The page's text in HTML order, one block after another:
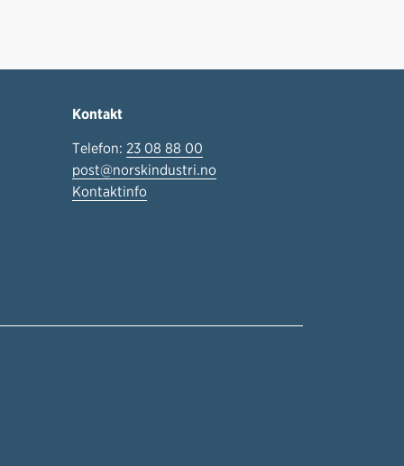
Kontakt
Telefon: 23 08 88 00
post@norskindustri.no
Kontaktinfo